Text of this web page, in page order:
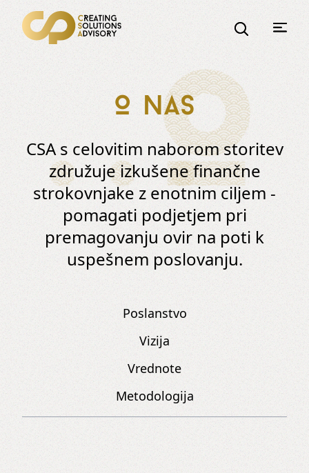
O nasO
.
.
.
CSA s celovitim naborom storitev
združuje izkušene finančne
strokovnjake z enotnim ciljem -
pomagati podjetjem pri
premagovanju ovir na poti k
uspešnem poslovanju.
Poslanstvo
Vizija
Vrednote
Metodologija